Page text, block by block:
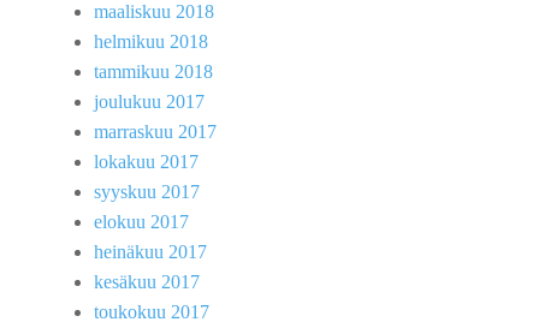
maaliskuu 2018
helmikuu 2018
tammikuu 2018
joulukuu 2017
marraskuu 2017
lokakuu 2017
syyskuu 2017
elokuu 2017
heinäkuu 2017
kesäkuu 2017
toukokuu 2017